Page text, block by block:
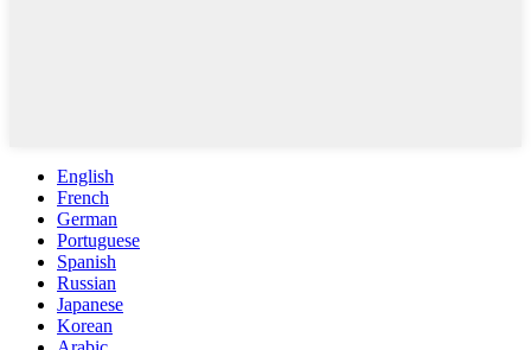
English
French
German
Portuguese
Spanish
Russian
Japanese
Korean